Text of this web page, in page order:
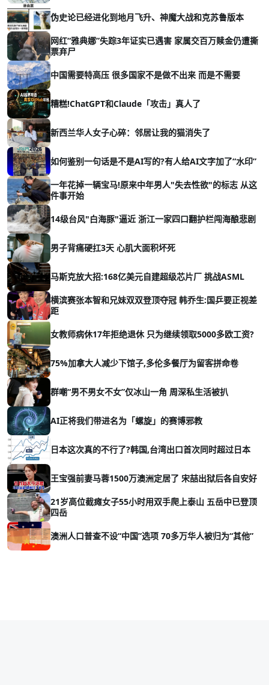
伪史论已经进化到地月飞升、神魔大战和克苏鲁版本
网红“雅典娜”失踪3年证实已遇害 家属交百万赎金仍遭撕
票弃尸
中国需要特高压 很多国家不是做不出来 而是不需要
糟糕!ChatGPT和Claude「攻击」真人了
新西兰华人女子心碎：邻居让我的猫消失了
如何鉴别一句话是不是AI写的?有人给AI文字加了“水印”
一年花掉一辆宝马!原来中年男人"失去性欲"的标志 从这
件事开始
14级台风"白海豚"逼近 浙江一家四口翻护栏闯海酿悲剧
男子背痛硬扛3天 心肌大面积坏死
马斯克放大招:168亿美元自建超级芯片厂 挑战ASML
横滨赛张本智和兄妹双双登顶夺冠 韩乔生:国乒要正视差
距
女教师病休17年拒绝退休 只为继续领取5000多欧工资?
75%加拿大人减少下馆子,多伦多餐厅为留客拼命卷
群嘲“男不男女不女”仅冰山一角 周深私生活被扒
AI正将我们带进名为「螺旋」的赛博邪教
日本这次真的不行了?韩国,台湾出口首次同时超过日本
王宝强前妻马蓉1500万澳洲定居了 宋喆出狱后各自安好
21岁高位截瘫女子55小时用双手爬上泰山 五岳中已登顶
四岳
澳洲人口普查不设“中国”选项 70多万华人被归为“其他”